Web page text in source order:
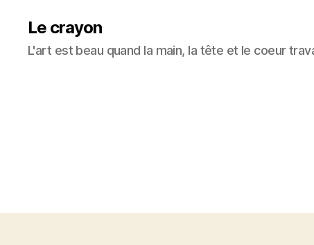
Le crayon
L'art est beau quand la main, la tête et le coeur